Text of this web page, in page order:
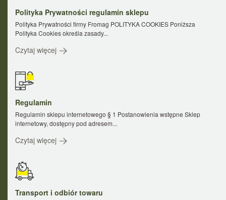
Polityka Prywatności regulamin sklepu
Polityka Prywatności firmy Fromag POLITYKA COOKIES Poniższa
Polityka Cookies określa zasady...
Czytaj więcej
Regulamin
Regulamin sklepu internetowego § 1 Postanowienia wstępne Sklep
internetowy, dostępny pod adresem...
Czytaj więcej
Transport i odbiór towaru